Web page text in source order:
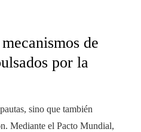
de
por la
sino que también
Mediante el Pacto Mundial,